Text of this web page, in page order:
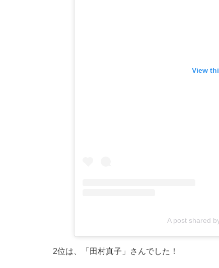
View
A post shared
2位は、「田村真子」さんでした！